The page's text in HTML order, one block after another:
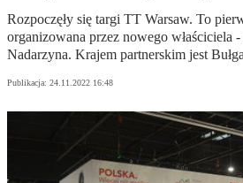
Rozpoczęły się targi TT Warsaw. To
organizowana przez nowego właściciela
Nadarzyna. Krajem partnerskim jest
Publikacja: 24.11.2022 16:48